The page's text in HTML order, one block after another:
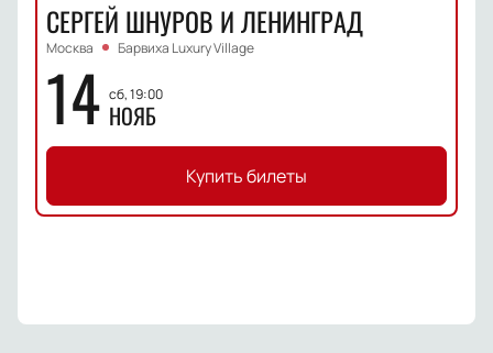
СЕРГЕЙ ШНУРОВ И ЛЕНИНГРАД
Москва Барвиха Luxury Village
14 сб, 19:00
НОЯБ
Купить билеты